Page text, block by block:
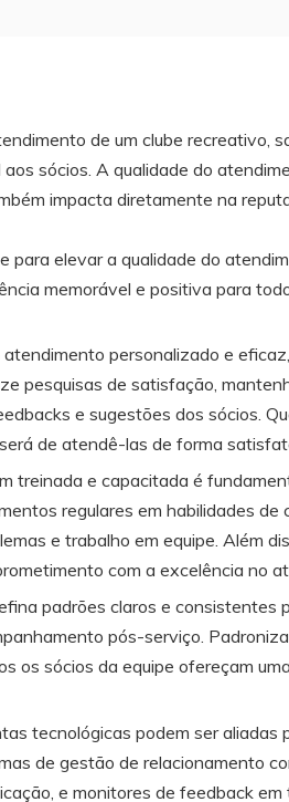
de um clube recreativo,
sócios. A qualidade do
impacta diretamente na
elevar a qualidade do
memorável e positiva para
personalizado e
pesquisas de satisfação,
e sugestões dos sócios.
de atendê-las de forma
treinada e capacitada é
regulares em habilidades de
e trabalho em equipe. Além
com a excelência no
padrões claros e consistentes
pós-serviço.
os sócios da equipe ofereçam
tecnológicas podem ser aliadas
de gestão de relacionamento
e monitores de feedback em